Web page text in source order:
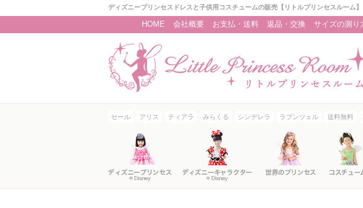
ディズニープリンセスドレスと子供用コスチュームの販売【リトルプリンセスルーム】
HOME
会社概要 お支払・送料 返品・交換 サイズの測り
セール アリス ティアラ みらくる シンデレラ ラプンツェル 送料無料